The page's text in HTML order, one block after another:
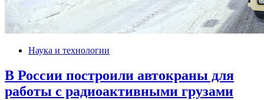
Наука и технологии
В России построили автокраны для
работы с радиоактивными грузами